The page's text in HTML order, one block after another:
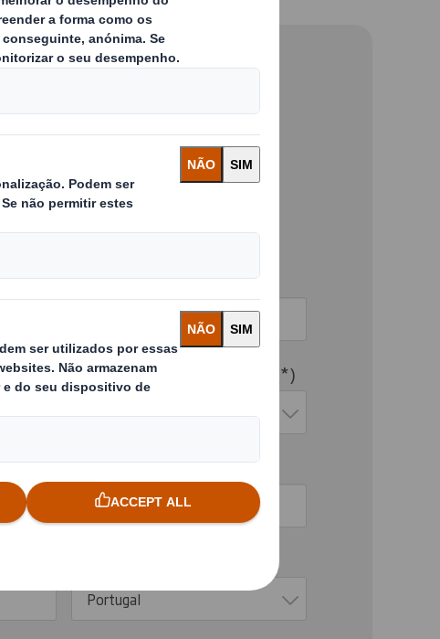
abaixo.
APELIDO*
SEGMENTO DE MERCADO*
Selecione uma opção
TELEFONE
Portugal